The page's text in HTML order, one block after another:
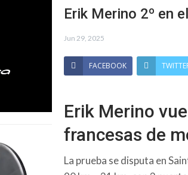
Erik Merino 2º en
Jun 29, 2025
FACEBOOK
Erik Merino
francesas de
La prueba se disputa en